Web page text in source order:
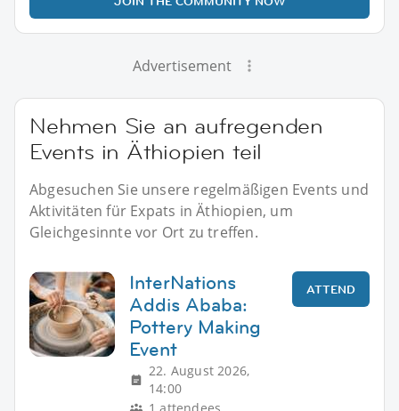
Advertisement
Nehmen Sie an aufregenden
Events in Äthiopien teil
Abgesuchen Sie unsere regelmäßigen Events und
Aktivitäten für Expats in Äthiopien, um
Gleichgesinnte vor Ort zu treffen.
InterNations
Addis Ababa:
Pottery Making
Event
22. August 2026,
14:00
ATTEND